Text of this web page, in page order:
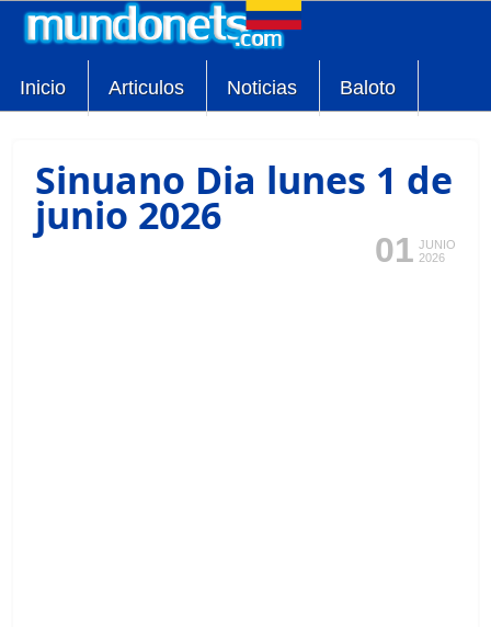
Inicio Articulos Noticias Baloto
Sinuano Dia lunes 1 de
junio 2026
01 JUNIO
2026